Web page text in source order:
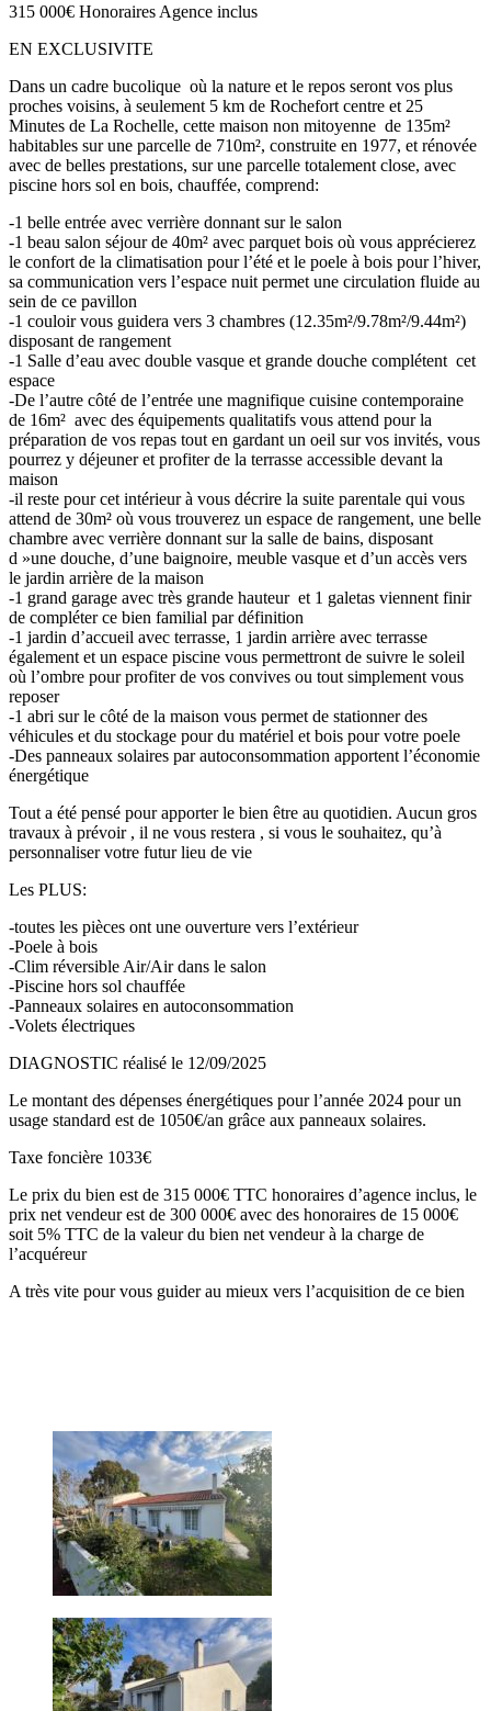
315 000€ Honoraires Agence inclus
EN EXCLUSIVITE
Dans un cadre bucolique où la nature et le repos seront vos plus
proches voisins, à seulement 5 km de Rochefort centre et 25
Minutes de La Rochelle, cette maison non mitoyenne de 135m²
habitables sur une parcelle de 710m², construite en 1977, et rénovée
avec de belles prestations, sur une parcelle totalement close, avec
piscine hors sol en bois, chauffée, comprend:
-1 belle entrée avec verrière donnant sur le salon
-1 beau salon séjour de 40m² avec parquet bois où vous apprécierez
le confort de la climatisation pour l’été et le poele à bois pour l’hiver,
sa communication vers l’espace nuit permet une circulation fluide au
sein de ce pavillon
-1 couloir vous guidera vers 3 chambres (12.35m²/9.78m²/9.44m²)
disposant de rangement
-1 Salle d’eau avec double vasque et grande douche complétent cet
espace
-De l’autre côté de l’entrée une magnifique cuisine contemporaine
de 16m² avec des équipements qualitatifs vous attend pour la
préparation de vos repas tout en gardant un oeil sur vos invités, vous
pourrez y déjeuner et profiter de la terrasse accessible devant la
maison
-il reste pour cet intérieur à vous décrire la suite parentale qui vous
attend de 30m² où vous trouverez un espace de rangement, une belle
chambre avec verrière donnant sur la salle de bains, disposant
d »une douche, d’une baignoire, meuble vasque et d’un accès vers
le jardin arrière de la maison
-1 grand garage avec très grande hauteur et 1 galetas viennent finir
de compléter ce bien familial par définition
-1 jardin d’accueil avec terrasse, 1 jardin arrière avec terrasse
également et un espace piscine vous permettront de suivre le soleil
où l’ombre pour profiter de vos convives ou tout simplement vous
reposer
-1 abri sur le côté de la maison vous permet de stationner des
véhicules et du stockage pour du matériel et bois pour votre poele
-Des panneaux solaires par autoconsommation apportent l’économie
énergétique
Tout a été pensé pour apporter le bien être au quotidien. Aucun gros
travaux à prévoir , il ne vous restera , si vous le souhaitez, qu’à
personnaliser votre futur lieu de vie
Les PLUS:
-toutes les pièces ont une ouverture vers l’extérieur
-Poele à bois
-Clim réversible Air/Air dans le salon
-Piscine hors sol chauffée
-Panneaux solaires en autoconsommation
-Volets électriques
DIAGNOSTIC réalisé le 12/09/2025
Le montant des dépenses énergétiques pour l’année 2024 pour un
usage standard est de 1050€/an grâce aux panneaux solaires.
Taxe foncière 1033€
Le prix du bien est de 315 000€ TTC honoraires d’agence inclus, le
prix net vendeur est de 300 000€ avec des honoraires de 15 000€
soit 5% TTC de la valeur du bien net vendeur à la charge de
l’acquéreur
A très vite pour vous guider au mieux vers l’acquisition de ce bien